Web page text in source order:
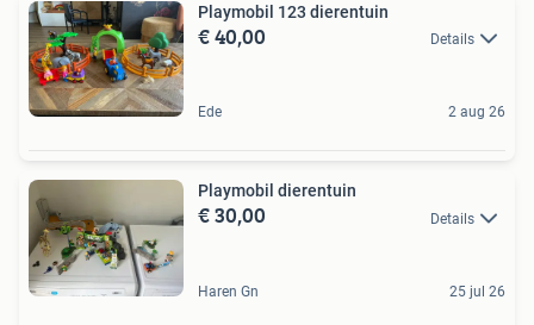
Playmobil 123 dierentuin
€ 40,00 Details
Ede 2 aug 26
Playmobil dierentuin
€ 30,00 Details
Haren Gn 25 jul 26